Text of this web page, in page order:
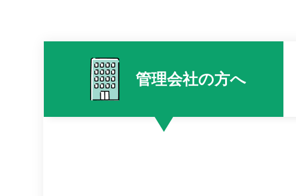
管理会社の方へ